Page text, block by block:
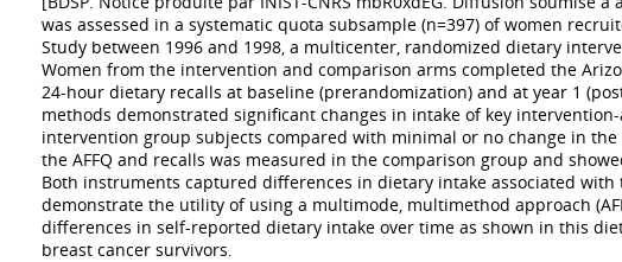
was assessed in a systematic quota subsample (n=397) of women
Study between 1996 and 1998, a multicenter, randomized dietary
Women from the intervention and comparison arms completed the
24-hour dietary recalls at baseline (prerandomization) and at year 1
methods demonstrated significant changes in intake of key
intervention group subjects compared with minimal or no change in
the AFFQ and recalls was measured in the comparison group and
Both instruments captured differences in dietary intake associated
demonstrate the utility of using a multimode, multimethod approach
differences in self-reported dietary intake over time as shown in this
breast cancer survivors.